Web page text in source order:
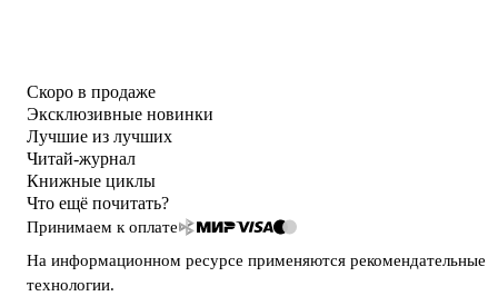
Скоро в продаже
Эксклюзивные новинки
Лучшие из лучших
Читай-журнал
Книжные циклы
Что ещё почитать?
Принимаем к оплате
На информационном ресурсе применяются рекомендательные
технологии.